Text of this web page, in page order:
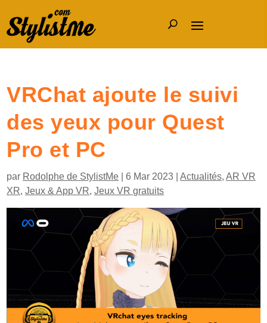
VRChat ajoute le suivi
des yeux pour Quest
Pro et PC
par Rodolphe de StylistMe |6 Mar 2023 |Actualités,AR VR
XR,Jeux & App VR,Jeux VR gratuits